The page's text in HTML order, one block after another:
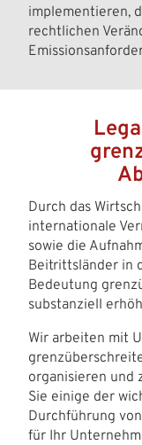
implementieren,
rechtlichen
Durch das
internationale
sowie die
Beitrittsländer in
Bedeutung
substanziell
Wir arbeiten mit
organisieren und
Sie einige der
Durchführung
für Ihr